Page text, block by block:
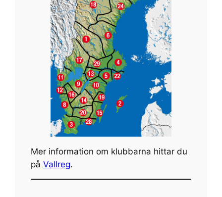
Mer information om klubbarna hittar du
på Vallreg.